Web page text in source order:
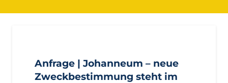
Anfrage | Johanneum – neue
Zweckbestimmung steht im